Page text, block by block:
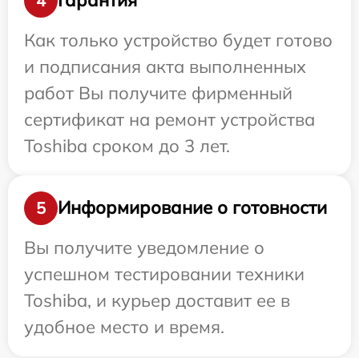
Как только устройство будет готово
и подписания акта выполненных
работ Вы получите фирменный
сертификат на ремонт устройства
Toshiba сроком до 3 лет.
5
Информирование о готовности
Вы получите уведомление о
успешном тестировании техники
Toshiba, и курьер доставит ее в
удобное место и время.